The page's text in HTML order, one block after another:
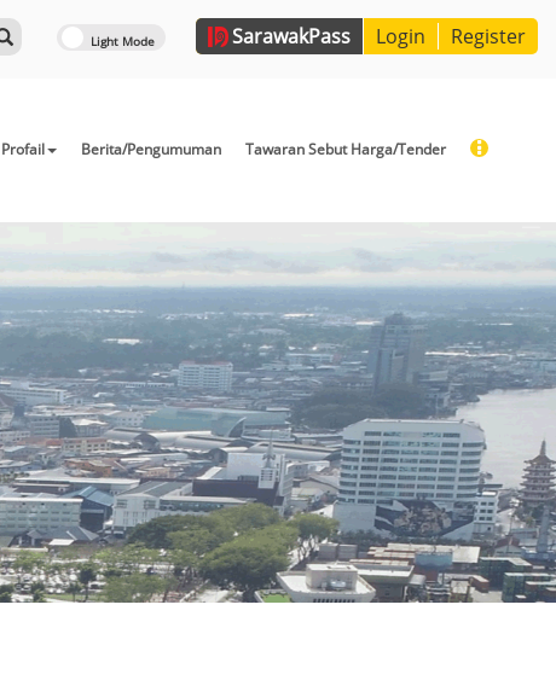
SarawakPass Login Register
Profail Berita/Pengumuman Tawaran Sebut Harga/Tender